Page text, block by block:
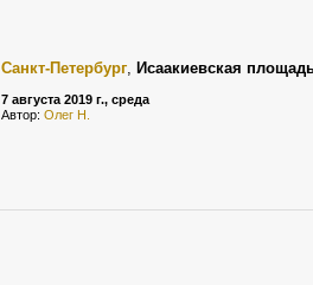
Санкт-Петербург, Исаакиевская
7 августа 2019 г., среда
Автор: Олег Н.